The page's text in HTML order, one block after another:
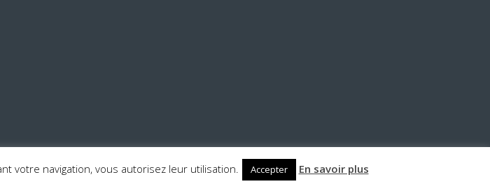
WordPress Theme:AccessPress Lite
votre navigation, vous autorisez leur utilisation. Accepter En savoir plus